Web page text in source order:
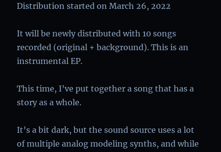
Distribution started on March 26, 2022
It will be newly distributed with 10 songs
recorded (original + background). This is an
instrumental EP.
This time, I’ve put together a song that has a
story as a whole.
It’s a bit dark, but the sound source uses a lot
of multiple analog modeling synths, and while